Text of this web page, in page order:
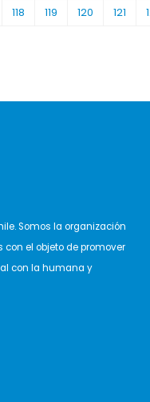
118 119 120 121
Somos la organización
el objeto de promover
con la humana y